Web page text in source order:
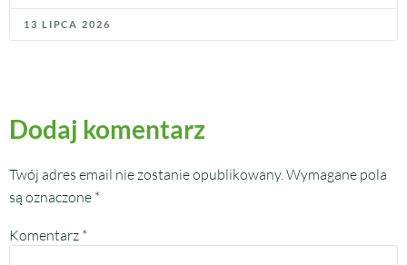
13 LIPCA 2026
Dodaj komentarz
Twój adres email nie zostanie opublikowany.Wymagane pola
są oznaczone *
Komentarz *